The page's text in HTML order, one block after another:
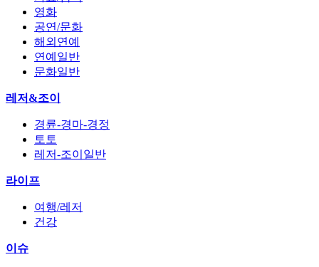
영화
공연/문화
해외연예
연예일반
문화일반
레저&조이
경륜-경마-경정
토토
레저-조이일반
라이프
여행/레저
건강
이슈